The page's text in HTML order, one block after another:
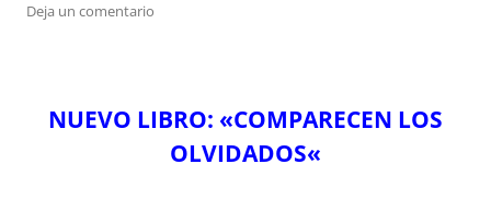
Deja un comentario
NUEVO LIBRO: «COMPARECEN LOS
OLVIDADOS«